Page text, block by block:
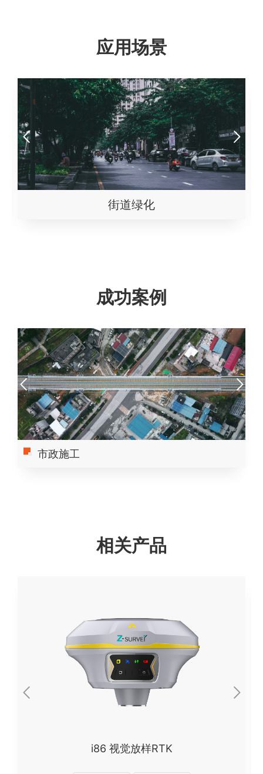
应用场景
地下管线
成功案例
市政施工
相关产品
E96 视觉放样RTK